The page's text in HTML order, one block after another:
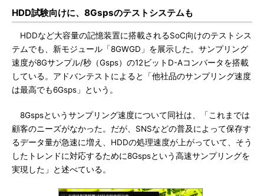
HDD試験向けに、8Gspsのテストシステムも
HDDなど大容量の記憶装置に搭載されるSoC向けのテストシス
テムでも、新モジュール「8GWGD」を展示した。サンプリング
速度が8Gサンプル/秒（Gsps）の12ビットD-Aコンバータを搭載
している。アドバンテストによると「他社品のサンプリング速度
は最高でも6Gsps」という。
8Gspsというサンプリング速度について同社は、「これまでは
顧客のニーズがなかった。だが、SNSなどの普及によって保存す
るデータ量が急速に増え、HDDの処理速度が上がっていて、そう
したトレンドに対応するために8Gspsという高速サンプリングを
実現した」と述べている。